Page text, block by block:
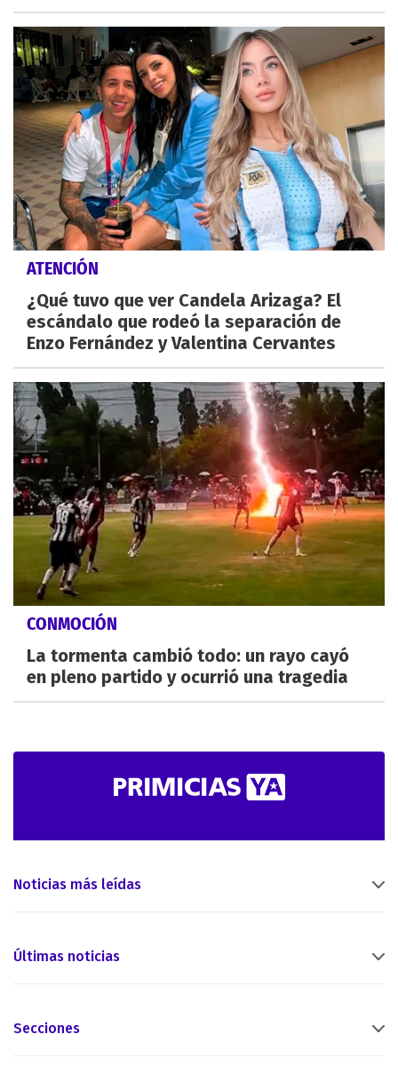
ATENCIÓN
¿Qué tuvo que ver Candela Arizaga? El
escándalo que rodeó la separación de
Enzo Fernández y Valentina Cervantes
CONMOCIÓN
La tormenta cambió todo: un rayo cayó
en pleno partido y ocurrió una tragedia
Noticias más leídas
Últimas noticias
Secciones